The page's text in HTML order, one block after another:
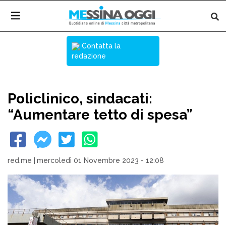
Contatta la
redazione
Policlinico, sindacati:
“Aumentare tetto di spesa”
red.me mercoledì 01 Novembre 2023 - 12:08